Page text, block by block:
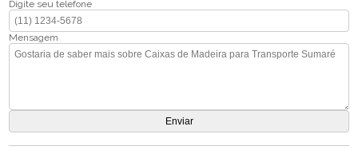
Digite seu telefone
Mensagem